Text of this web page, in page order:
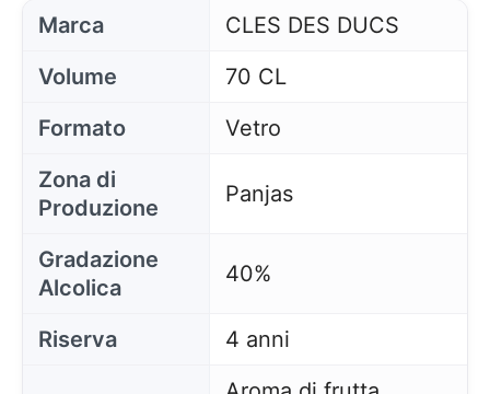
Marca
CLES DES DUCS
Volume
70 CL
Formato
Vetro
Zona di
Produzione
Panjas
Gradazione
Alcolica
40%
Riserva
4 anni